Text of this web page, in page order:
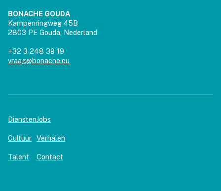
BONACHE GOUDA
Kampenringweg 45B
2803 PE Gouda, Nederland
+32 3 248 39 19
vraag@bonache.eu
Diensten
Cultuur
Talent
Jobs
Verhalen
Contact